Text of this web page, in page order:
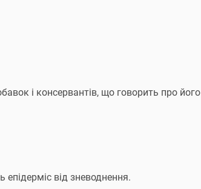
і консервантів, що говорить про його
від зневоднення.